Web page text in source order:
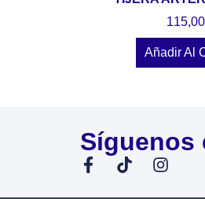
115,00
Añadir Al
Síguenos